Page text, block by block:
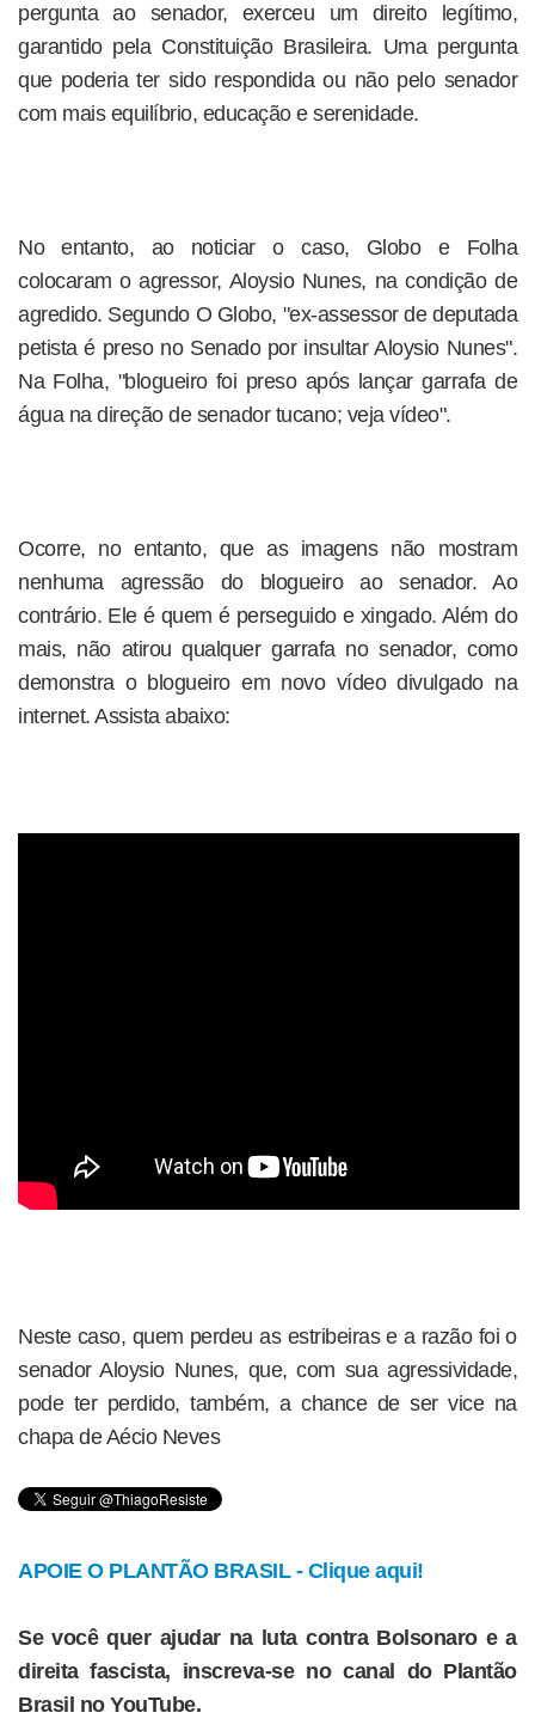
pergunta ao senador, exerceu um direito legítimo,
garantido pela Constituição Brasileira. Uma pergunta
que poderia ter sido respondida ou não pelo senador
com mais equilíbrio, educação e serenidade.
No entanto, ao noticiar o caso, Globo e Folha
colocaram o agressor, Aloysio Nunes, na condição de
agredido. Segundo O Globo, "ex-assessor de deputada
petista é preso no Senado por insultar Aloysio Nunes".
Na Folha, "blogueiro foi preso após lançar garrafa de
água na direção de senador tucano; veja vídeo".
Ocorre, no entanto, que as imagens não mostram
nenhuma agressão do blogueiro ao senador. Ao
contrário. Ele é quem é perseguido e xingado. Além do
mais, não atirou qualquer garrafa no senador, como
demonstra o blogueiro em novo vídeo divulgado na
internet. Assista abaixo:
Neste caso, quem perdeu as estribeiras e a razão foi o
senador Aloysio Nunes, que, com sua agressividade,
pode ter perdido, também, a chance de ser vice na
chapa de Aécio Neves
APOIE O PLANTÃO BRASIL - Clique aqui!
Se você quer ajudar na luta contra Bolsonaro e a
direita fascista, inscreva-se no canal do Plantão
Brasil no YouTube.